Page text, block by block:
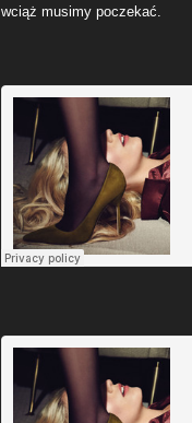
wciąż musimy poczekać.